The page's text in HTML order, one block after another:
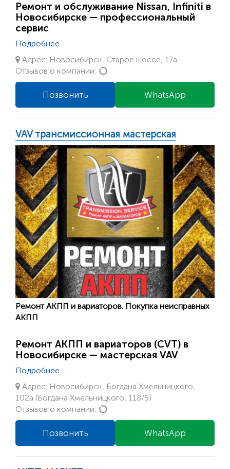
Ремонт и обслуживание Nissan, Infiniti в
Новосибирске — профессиональный
сервис
Подробнее
Адрес: Новосибирск, Старое шоссе, 17а
Отзывов о компании:
WhatsApp
Позвонить
VAV трансмиссионная мастерская
Ремонт АКПП и вариаторов. Покупка неисправных
АКПП
Ремонт АКПП и вариаторов (CVT) в
Новосибирске — мастерская VAV
Подробнее
Адрес: Новосибирск, Богдана Хмельницкого,
102а (Богдана Хмельницкого, 118/5)
Отзывов о компании:
WhatsApp
Позвонить